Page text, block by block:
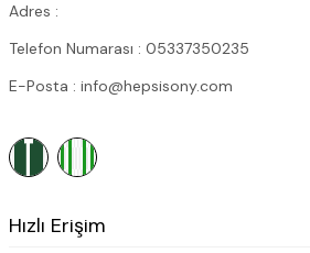
Adres :
Telefon Numarası : 05337350235
E-Posta : info@hepsisony.com
Hızlı Erişim